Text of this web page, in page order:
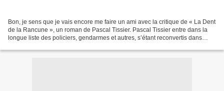
Bon, je sens que je vais encore me faire un ami avec la critique de « La Dent
de la Rancune », un roman de Pascal Tissier. Pascal Tissier entre dans la
longue liste des policiers, gendarmes et autres, s’étant reconvertis dans